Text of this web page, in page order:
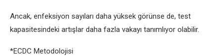
Ancak, enfeksiyon sayıları daha yüksek görünse de, test
kapasitesindeki artışlar daha fazla vakayı tanımlıyor olabilir.
*ECDC Metodolojisi